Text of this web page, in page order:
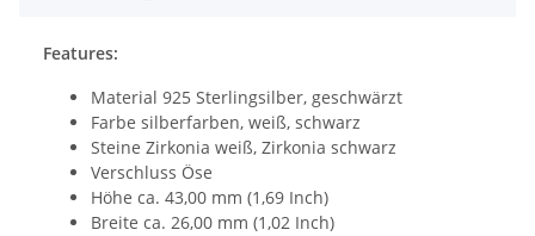
Features:
Material 925 Sterlingsilber, geschwärzt
Farbe silberfarben, weiß, schwarz
Steine Zirkonia weiß, Zirkonia schwarz
Verschluss Öse
Höhe ca. 43,00 mm (1,69 Inch)
Breite ca. 26,00 mm (1,02 Inch)